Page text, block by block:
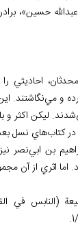
حسين»،
احاديثي
و مي‌نگاشتند.
ليکن اکثر و
کتاب‌هاي نسل
بن ابي‌نصر
اما اثري از آن